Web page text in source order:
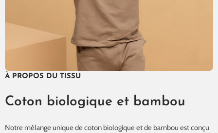
À PROPOS DU TISSU
Coton biologique et bambou
Notre mélange unique de coton biologique et de bambou est conçu